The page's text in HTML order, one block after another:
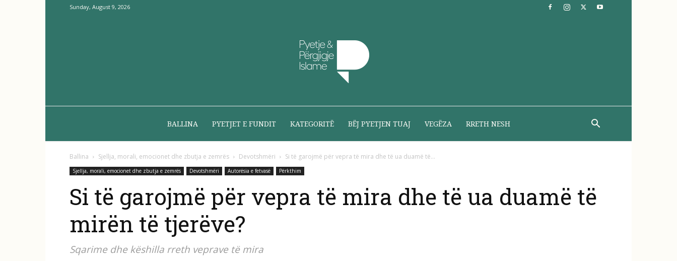
Sunday, August 9, 2026
BALLINA PYETJET E FUNDIT KATEGORITË BËJ PYETJEN TUAJ VEGËZA RRETH NESH
Ballina Sjellja, morali, emocionet dhe zbutja e zemrës Devotshmëri Si të garojmë për vepra të mira dhe të ua duamë të...
Sjellja, morali, emocionet dhe zbutja e zemrës Devotshmëri Autorësia e fetvasë Përkthim
Si të garojmë për vepra të mira dhe të ua duamë të
mirën të tjerëve?
Sqarime dhe këshilla rreth veprave të mira